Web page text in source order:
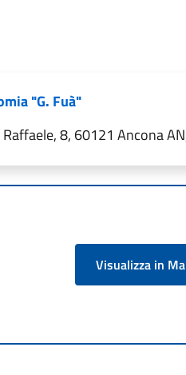
"G. Fuà"
8, 60121 Ancona
Visualizza in